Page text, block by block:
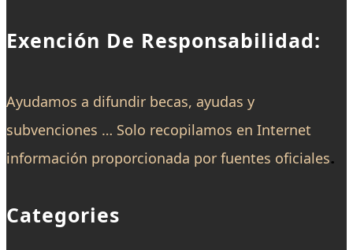
Exención De Responsabilidad:
Ayudamos a difundir becas, ayudas y
subvenciones … Solo recopilamos en Internet
información proporcionada por fuentes oficiales.
Categories